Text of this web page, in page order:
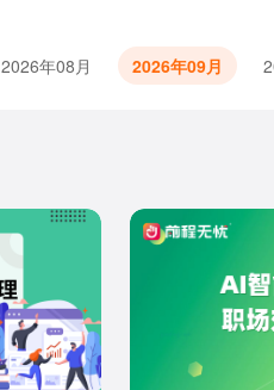
2026年08月 2026年09月